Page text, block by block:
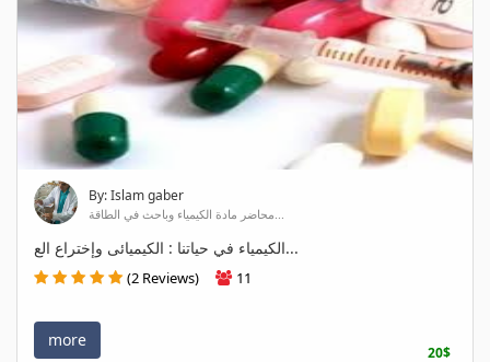
By: Islam gaber
محاضر مادة الكيمياء وباحث في الطاقة...
الكيمياء في حياتنا : الكيميائى وإختراع الع...
(2 Reviews) 11
more
20$